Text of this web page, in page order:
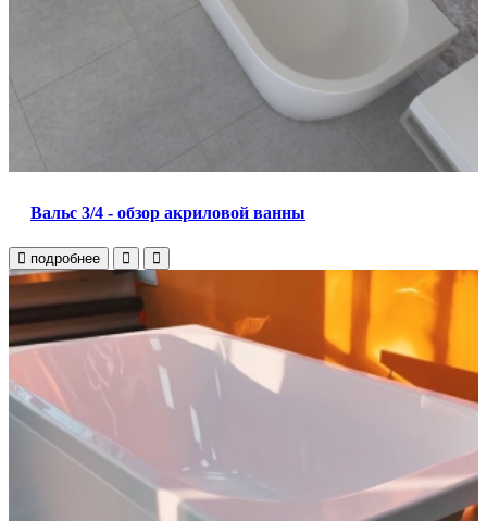
Вальс 3/4 - обзор акриловой ванны
подробнее